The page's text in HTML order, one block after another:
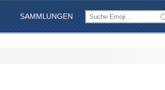
SAMMLUNGEN